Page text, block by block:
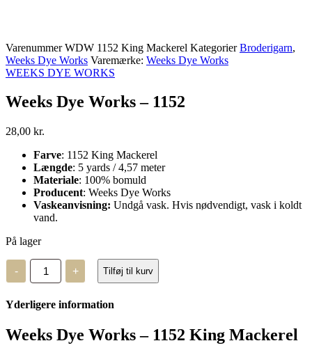
VarenummerWDW 1152 King Mackerel Kategorier Broderigarn,
Weeks Dye Works Varemærke: Weeks Dye Works
WEEKS DYE WORKS
Weeks Dye Works – 1152
28,00 kr.
Farve: 1152 King Mackerel
Længde: 5 yards / 4,57 meter
Materiale: 100% bomuld
Producent: Weeks Dye Works
Vaskeanvisning: Undgå vask. Hvis nødvendigt, vask i koldt
vand.
På lager
-
Weeks
Dye
Works
1152
+ Tilføj til kurv
Yderligere information
Weeks Dye Works – 1152 King Mackerel